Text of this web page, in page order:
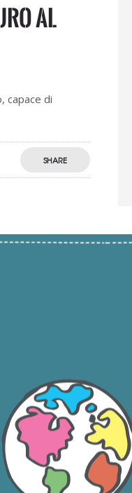
al
capace di
SHARE